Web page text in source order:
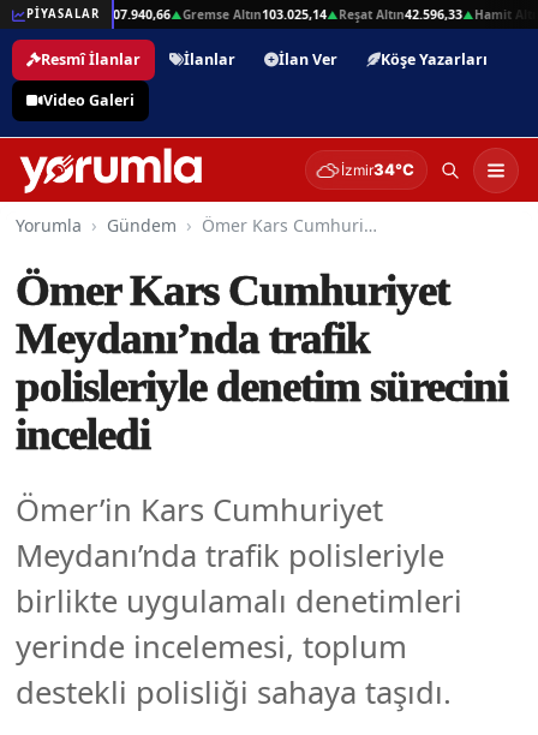
PİYASALAR
▲Beşli Altın207.940,66▲Gremse Altın103.025,14▲Reşat Altın42.596,33▲Hamit Altın
Resmî İlanlar İlanlar İlan Ver
Köşe Yazarları
Video Galeri
İzmir34°C
Yorumla Gündem Ömer Kars Cumhuriyet Meydanı’nda trafik polisleriyle denetim sürecini inceledi
Ömer Kars Cumhuriyet
Meydanı’nda trafik
polisleriyle denetim sürecini
inceledi
Ömer’in Kars Cumhuriyet
Meydanı’nda trafik polisleriyle
birlikte uygulamalı denetimleri
yerinde incelemesi, toplum
destekli polisliği sahaya taşıdı.